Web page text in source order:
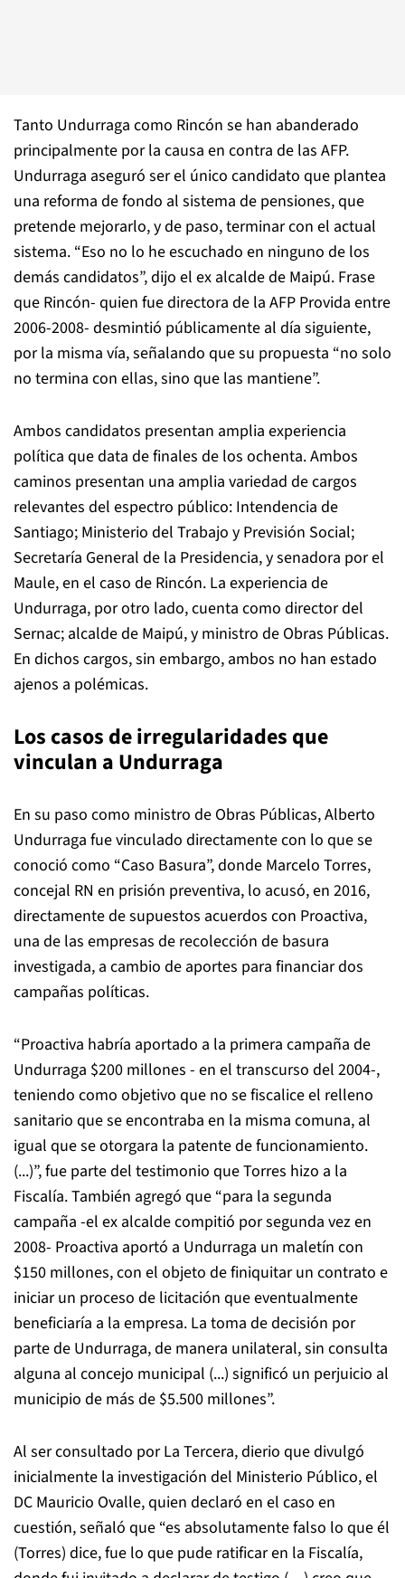
Tanto Undurraga como Rincón se han abanderado
principalmente por la causa en contra de las AFP.
Undurraga aseguró ser el único candidato que plantea
una reforma de fondo al sistema de pensiones, que
pretende mejorarlo, y de paso, terminar con el actual
sistema. “Eso no lo he escuchado en ninguno de los
demás candidatos”, dijo el ex alcalde de Maipú. Frase
que Rincón- quien fue directora de la AFP Provida entre
2006-2008- desmintió públicamente al día siguiente,
por la misma vía, señalando que su propuesta “no solo
no termina con ellas, sino que las mantiene”.
Ambos candidatos presentan amplia experiencia
política que data de finales de los ochenta. Ambos
caminos presentan una amplia variedad de cargos
relevantes del espectro público: Intendencia de
Santiago; Ministerio del Trabajo y Previsión Social;
Secretaría General de la Presidencia, y senadora por el
Maule, en el caso de Rincón. La experiencia de
Undurraga, por otro lado, cuenta como director del
Sernac; alcalde de Maipú, y ministro de Obras Públicas.
En dichos cargos, sin embargo, ambos no han estado
ajenos a polémicas.
Los casos de irregularidades que
vinculan a Undurraga
En su paso como ministro de Obras Públicas, Alberto
Undurraga fue vinculado directamente con lo que se
conoció como “Caso Basura”, donde Marcelo Torres,
concejal RN en prisión preventiva, lo acusó, en 2016,
directamente de supuestos acuerdos con Proactiva,
una de las empresas de recolección de basura
investigada, a cambio de aportes para financiar dos
campañas políticas.
“Proactiva habría aportado a la primera campaña de
Undurraga $200 millones - en el transcurso del 2004-,
teniendo como objetivo que no se fiscalice el relleno
sanitario que se encontraba en la misma comuna, al
igual que se otorgara la patente de funcionamiento.
(...)”, fue parte del testimonio que Torres hizo a la
Fiscalía. También agregó que “para la segunda
campaña -el ex alcalde compitió por segunda vez en
2008- Proactiva aportó a Undurraga un maletín con
$150 millones, con el objeto de finiquitar un contrato e
iniciar un proceso de licitación que eventualmente
beneficiaría a la empresa. La toma de decisión por
parte de Undurraga, de manera unilateral, sin consulta
alguna al concejo municipal (...) significó un perjuicio al
municipio de más de $5.500 millones”.
Al ser consultado por La Tercera, dierio que divulgó
inicialmente la investigación del Ministerio Público, el
DC Mauricio Ovalle, quien declaró en el caso en
cuestión, señaló que “es absolutamente falso lo que él
(Torres) dice, fue lo que pude ratificar en la Fiscalía,